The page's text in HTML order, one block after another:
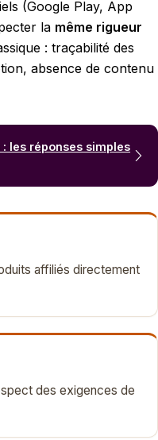
(Google Play, App
la même rigueur
: traçabilité des
absence de contenu
: les réponses simples
affiliés directement
des exigences de